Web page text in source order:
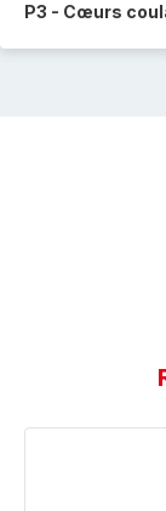
P3 - Cœurs